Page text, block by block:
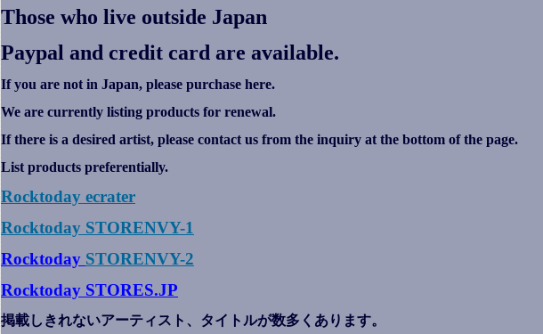
Those who live outside Japan
Paypal and credit card are available.
If you are not in Japan, please purchase here.
We are currently listing products for renewal.
If there is a desired artist, please contact us from the inquiry at the bottom of the page.
List products preferentially.
Rocktoday ecrater
Rocktoday STORENVY-1
Rocktoday STORENVY-2
Rocktoday STORES.JP
掲載しきれないアーティスト、タイトルが数多くあります。